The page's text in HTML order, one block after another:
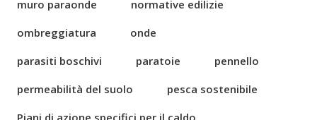
muro paraonde
normative edilizie
ombreggiatura
onde
parasiti boschivi
paratoie
pennello
permeabilità del suolo
pesca sostenibile
Piani di azione specifici per il caldo